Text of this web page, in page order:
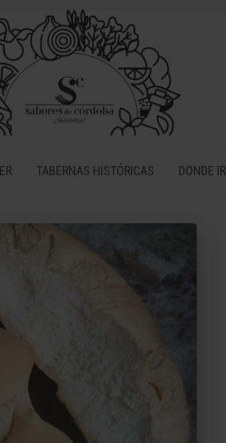
TABERNAS HISTÓRICAS DONDE IR